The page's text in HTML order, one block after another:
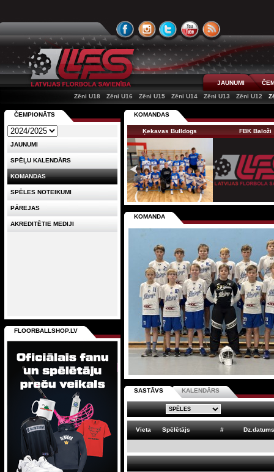
JAUNUMI
Zēni U18
Zēni U16 Zēni U15 Zēni U14 Zēni U13 Zēni U12
KOMANDAS
Ķekavas Bulldogs FBK Baloži
KOMANDA
SASTĀVS KALENDĀRS
Vieta Spēlētājs # Dz.datums
ČEMPIONĀTS
JAUNUMI
SPĒĻU KALENDĀRS
KOMANDAS
SPĒLES NOTEIKUMI
PĀREJAS
AKREDITĒTIE MEDIJI
FLOORBALLSHOP.LV